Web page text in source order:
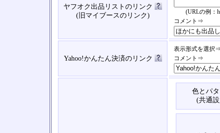
ヤフオク出品リストのリンク
(旧マイブースのリンク)
(URLの例：
コメント⇒
Yahoo!かんたん決済のリンク
表示形式を選択
コメント⇒
色とパ
(共通